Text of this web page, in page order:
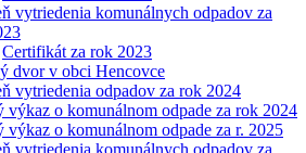
vytriedenia komunálnych odpadov za
Certifikát za rok 2023
dvor v obci Hencovce
vytriedenia odpadov za rok 2024
výkaz o komunálnom odpade za rok 2024
výkaz o komunálnom odpade za r. 2025
vytriedenia komunálnych odpadov za